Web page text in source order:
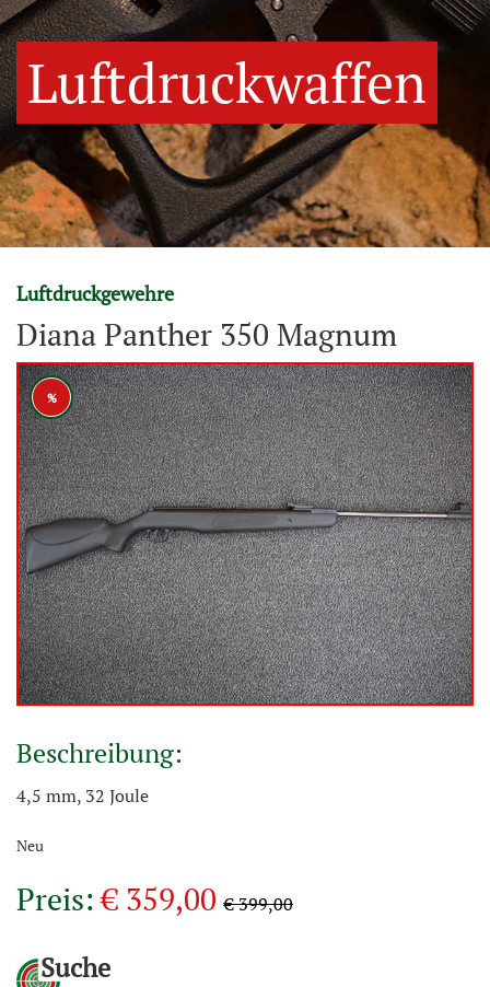
Luftdruckwaffen
Luftdruckgewehre
Diana Panther 350 Magnum
%
Beschreibung:
4,5 mm, 32 Joule
Neu
Preis:€ 359,00€ 399,00
Suche